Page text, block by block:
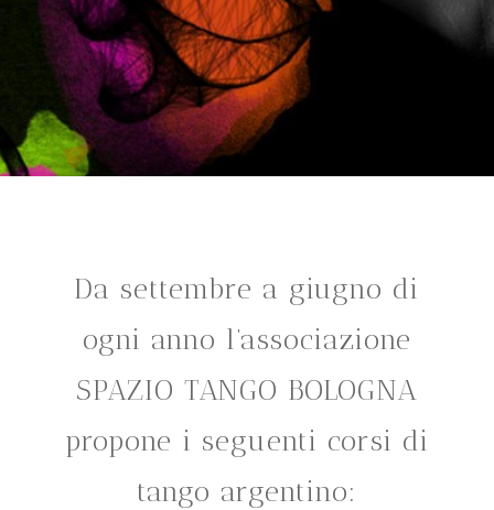
Da settembre a giugno di
ogni anno l’associazione
SPAZIO TANGO BOLOGNA
propone i seguenti corsi di
tango argentino: